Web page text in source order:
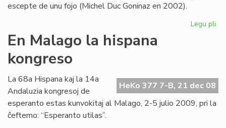
escepte de unu fojo (Michel Duc Goninaz en 2002).
Legu pli
En Malago la hispana
kongreso
HeKo 377 7-B, 21 dec 08
La 68a Hispana kaj la 14a
Andaluzia kongresoj de
esperanto estas kunvokitaj al Malago, 2-5 julio 2009, pri la
ĉeftemo: “Esperanto utilas”.